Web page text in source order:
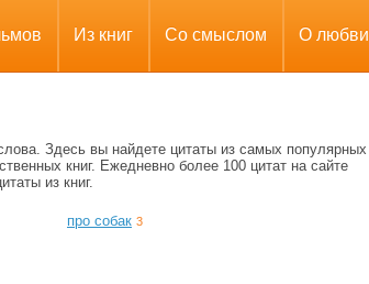
Из книг Со смыслом О любви
Здесь вы найдете цитаты из самых популярных
книг. Ежедневно более 100 цитат на сайте
из книг.
про собак 3